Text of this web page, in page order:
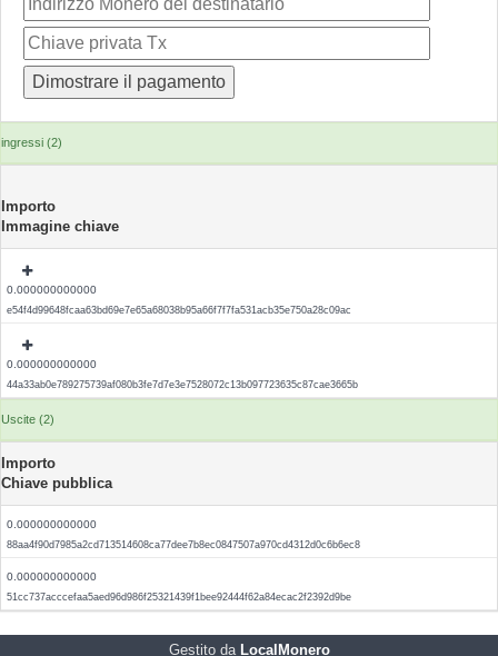
ingressi (2)
Importo
Immagine chiave
0.000000000000
e54f4d99648fcaa63bd69e7e65a68038b95a66f7f7fa531acb35e750a28c09ac
0.000000000000
44a33ab0e789275739af080b3fe7d7e3e7528072c13b097723635c87cae3665b
Uscite (2)
Importo
Chiave pubblica
0.000000000000
88aa4f90d7985a2cd713514608ca77dee7b8ec0847507a970cd4312d0c6b6ec8
0.000000000000
51cc737acccefaa5aed96d986f25321439f1bee92444f62a84ecac2f2392d9be
Gestito daLocalMonero